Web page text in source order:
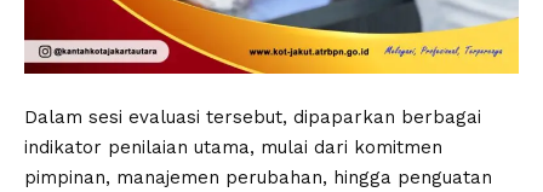
Dalam sesi evaluasi tersebut, dipaparkan berbagai
indikator penilaian utama, mulai dari komitmen
pimpinan, manajemen perubahan, hingga penguatan